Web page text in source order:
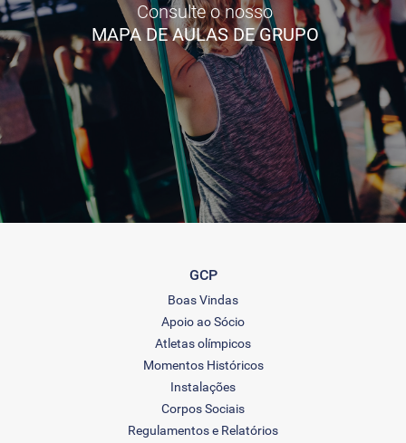
Consulte o nosso
MAPA DE AULAS DE GRUPO
GCP
Boas Vindas
Apoio ao Sócio
Atletas olímpicos
Momentos Históricos
Instalações
Corpos Sociais
Regulamentos e Relatórios